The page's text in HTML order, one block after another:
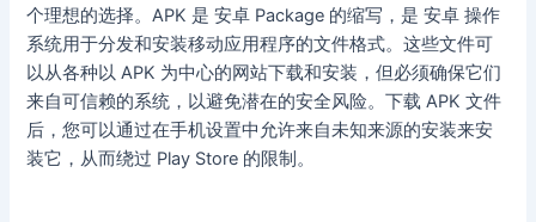
个理想的选择。APK 是 安卓 Package 的缩写，是 安卓 操作
系统用于分发和安装移动应用程序的文件格式。这些文件可
以从各种以 APK 为中心的网站下载和安装，但必须确保它们
来自可信赖的系统，以避免潜在的安全风险。下载 APK 文件
后，您可以通过在手机设置中允许来自未知来源的安装来安
装它，从而绕过 Play Store 的限制。